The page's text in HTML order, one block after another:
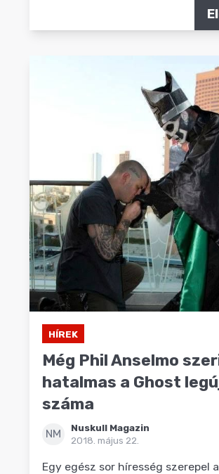
HÍREK
Még Phil Anselmo
hatalmas a Ghost
száma
NM
Nuskull Magazin
2018. május 22.
Egy egész sor híresség szerepel